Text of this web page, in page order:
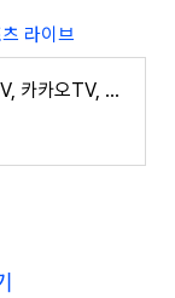
라이브
온라인 실시간TV, 네이버TV, 카카오TV, 스포츠 라이브